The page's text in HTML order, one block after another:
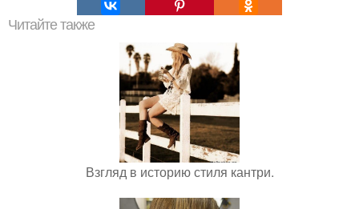
Читайте также
Взгляд в историю стиля кантри.